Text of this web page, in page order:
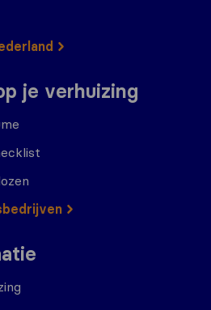
je verhuizing